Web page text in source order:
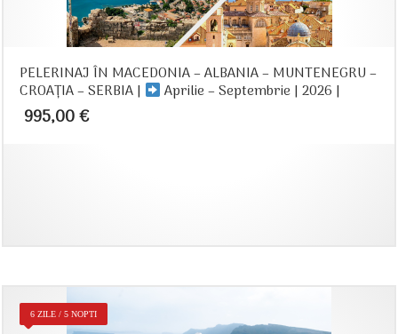
PELERINAJ ÎN MACEDONIA – ALBANIA – MUNTENEGRU –
CROAȚIA – SERBIA | Aprilie – Septembrie | 2026 |
995,00€
6 ZILE / 5 NOPTI